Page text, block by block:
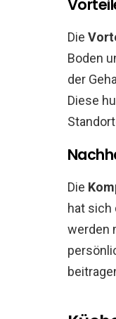
Die
Boden
der
Diese
Die
hat sich
werden